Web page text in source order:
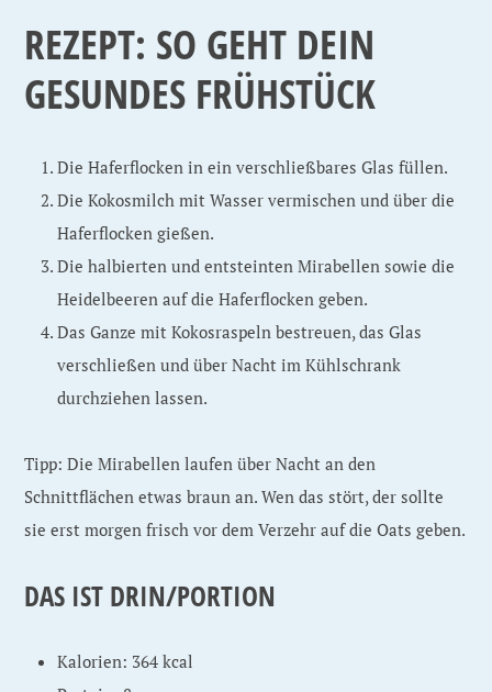
REZEPT: SO GEHT DEIN
GESUNDES FRÜHSTÜCK
Die Haferflocken in ein verschließbares Glas füllen.
Die Kokosmilch mit Wasser vermischen und über die
Haferflocken gießen.
Die halbierten und entsteinten Mirabellen sowie die
Heidelbeeren auf die Haferflocken geben.
Das Ganze mit Kokosraspeln bestreuen, das Glas
verschließen und über Nacht im Kühlschrank
durchziehen lassen.
Tipp: Die Mirabellen laufen über Nacht an den
Schnittflächen etwas braun an. Wen das stört, der sollte
sie erst morgen frisch vor dem Verzehr auf die Oats geben.
DAS IST DRIN/PORTION
Kalorien: 364 kcal